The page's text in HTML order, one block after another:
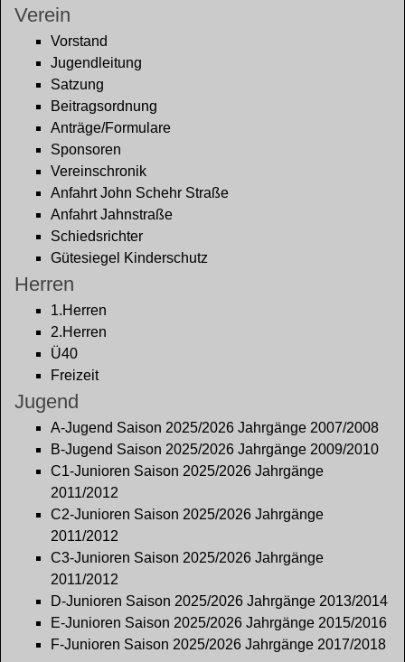
Verein
Vorstand
Jugendleitung
Satzung
Beitragsordnung
Anträge/Formulare
Sponsoren
Vereinschronik
Anfahrt John Schehr Straße
Anfahrt Jahnstraße
Schiedsrichter
Gütesiegel Kinderschutz
Herren
1.Herren
2.Herren
Ü40
Freizeit
Jugend
A-Jugend Saison 2025/2026 Jahrgänge 2007/2008
B-Jugend Saison 2025/2026 Jahrgänge 2009/2010
C1-Junioren Saison 2025/2026 Jahrgänge
2011/2012
C2-Junioren Saison 2025/2026 Jahrgänge
2011/2012
C3-Junioren Saison 2025/2026 Jahrgänge
2011/2012
D-Junioren Saison 2025/2026 Jahrgänge 2013/2014
E-Junioren Saison 2025/2026 Jahrgänge 2015/2016
F-Junioren Saison 2025/2026 Jahrgänge 2017/2018